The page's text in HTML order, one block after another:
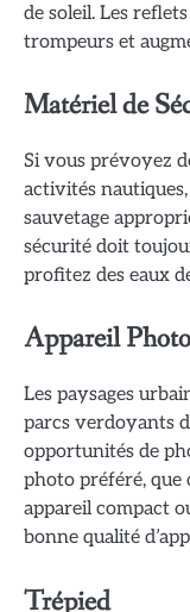
de soleil. Les
trompeurs et
Matériel de
Si vous prévoyez
activités
sauvetage
sécurité doit
profitez des eaux
Appareil
Les paysages
parcs verdoyants
opportunités de
photo préféré, que
appareil compact
bonne qualité
Trépied